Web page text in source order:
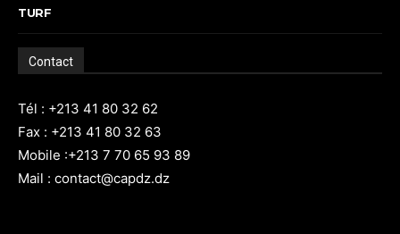
TURF
Contact
Tél : +213 41 80 32 62
Fax : +213 41 80 32 63
Mobile :+213 7 70 65 93 89
Mail : contact@capdz.dz